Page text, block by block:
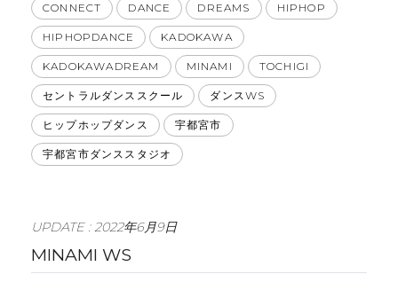
CONNECT DANCE DREAMS HIPHOP
HIPHOPDANCE KADOKAWA
KADOKAWADREAM MINAMI TOCHIGI
セントラルダンススクール ダンスWS
ヒップホップダンス 宇都宮市
宇都宮市ダンススタジオ
UPDATE : 2022年6月9日
MINAMI WS